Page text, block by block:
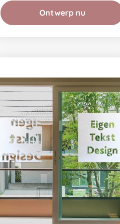
Ontwerp nu